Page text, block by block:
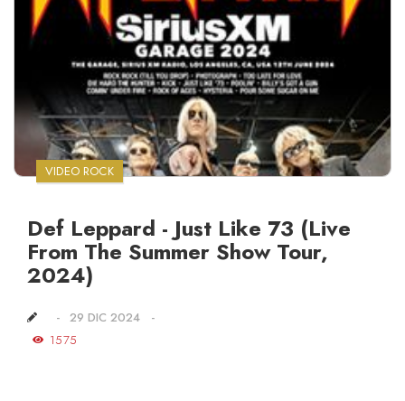
VIDEO ROCK
Def Leppard - Just Like 73 (Live
From The Summer Show Tour,
2024)
29 DIC 2024
1575